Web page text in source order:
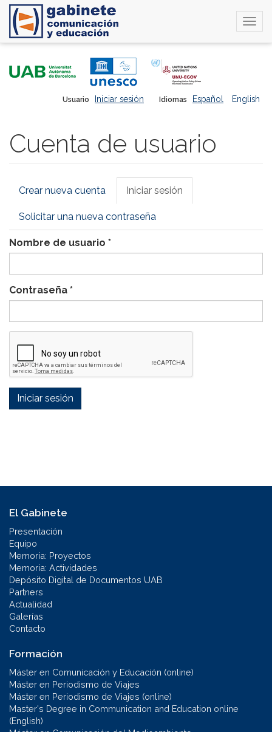
Idiomas Español English
Usuario Iniciar sesión
Cuenta de usuario
Solapas
Crear nueva cuenta Iniciar sesión
activa)
Solicitar una nueva contraseña
Nombre de usuario *
Contraseña *
Iniciar sesión
El Gabinete
Presentación
Equipo
Memoria: Proyectos
Memoria: Actividades
Depósito Digital de Documentos UAB
Partners
Actualidad
Galerías
Contacto
Formación
Máster en Comunicación y Educación (online)
Máster en Periodismo de Viajes
Máster en Periodismo de Viajes (online)
Master's Degree in Communication and Education online
(English)